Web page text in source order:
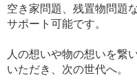
空き家問題、残置物問題
サポート可能です。
人の想いや物の想いを繋
いただき、次の世代へ。